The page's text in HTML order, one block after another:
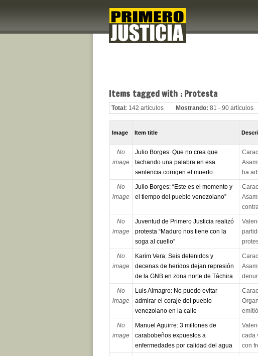
Items tagged with : Protesta
Total: 142 artículos Mostrando: 81 - 90 artículos
Image Item title
No
image
Julio Borges: Que no crea que
tachando una palabra en esa
sentencia corrigen el muerto
ha
No
image
Julio Borges: “Este es el momento y
el tiempo del pueblo venezolano”
No
image
Juventud de Primero Justicia realizó
protesta “Maduro nos tiene con la
soga al cuello”
No
image
Karim Vera: Seis detenidos y
decenas de heridos dejan represión
de la GNB en zona norte de Táchira
No
image
Luis Almagro: No puedo evitar
admirar el coraje del pueblo
venezolano en la calle
No
image
Manuel Aguirre: 3 millones de
carabobeños expuestos a
enfermedades por calidad del agua
cada
con